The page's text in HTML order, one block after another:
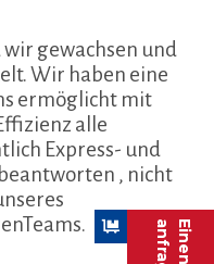
gewachsen und
Wir haben eine
ermöglicht mit
alle
Express- und
, nicht